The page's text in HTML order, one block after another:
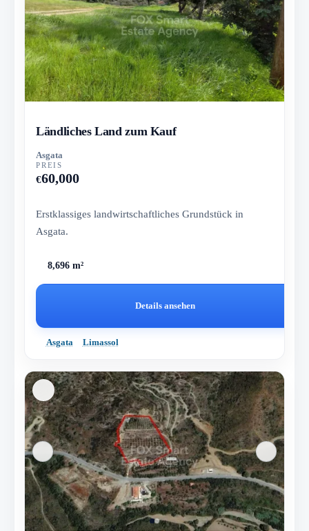
Ländliches Land zum Kauf
Asgata
PREIS
€60,000
Erstklassiges landwirtschaftliches Grundstück in
Asgata.
8,696 m²
Details ansehen
Asgata Limassol